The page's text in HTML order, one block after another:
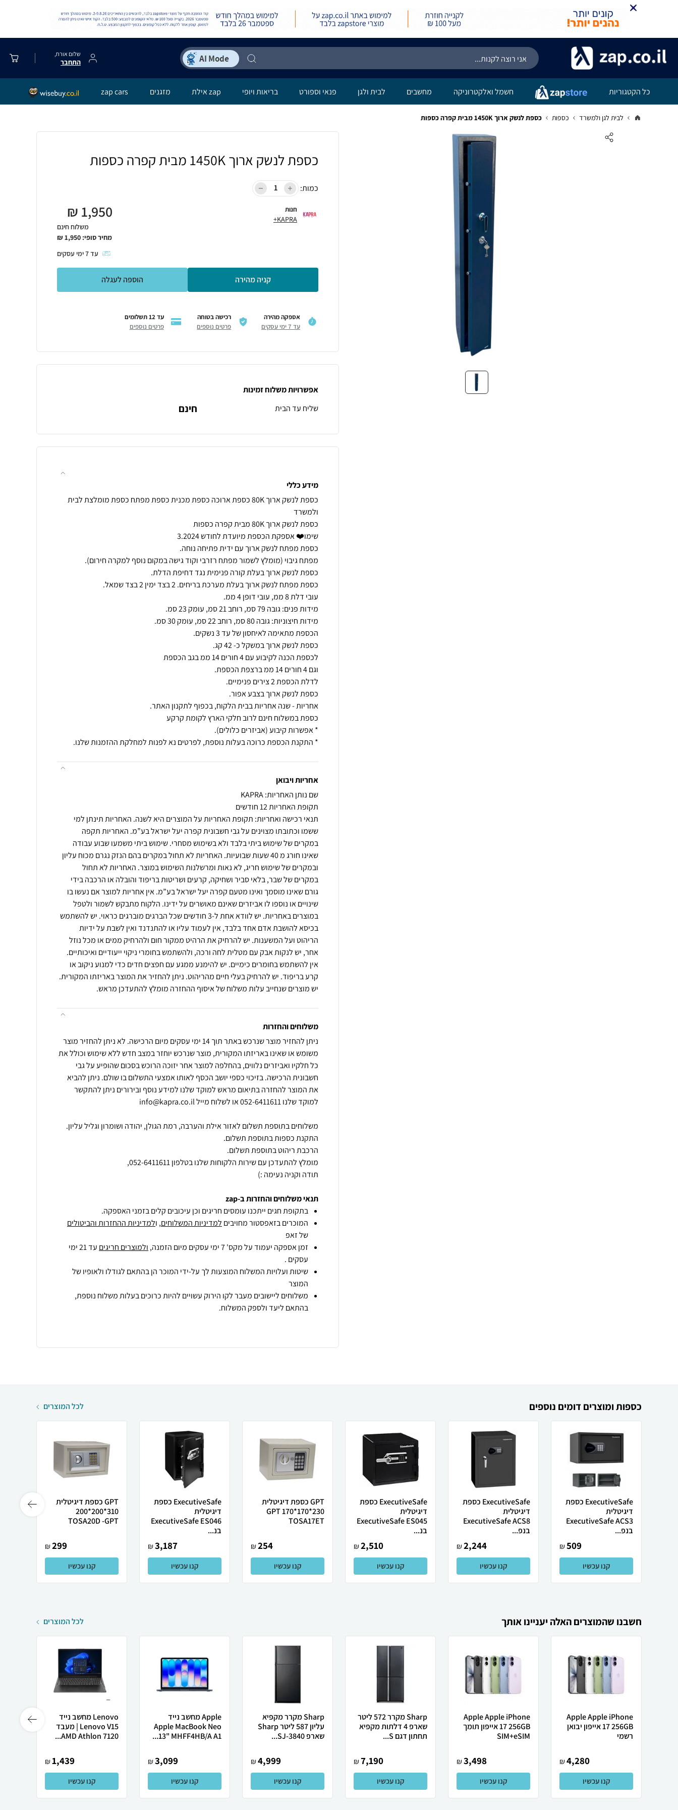
שלום אורח,
התחבר
כל הקטגוריות חשמל ואלקטרוניקה מחשבים לבית ולגן פנאי וספורט בריאות ויופי zap אילת מזגנים zap cars
לבית לגן ולמשרד כספות כספת לנשק ארוך 1450K מבית קפרה כספות
כספת לנשק ארוך 1450K מבית קפרה כספות
כמות:
חנות
KAPRA+
1,950
₪
משלוח חינם
מחיר סופי: 1,950
₪
עד7ימי עסקים
קניה מהירה הוספה לעגלה
אספקה מהירה
עד 7 ימי עסקים
רכישה בטוחה
פרטים נוספים
עד 12 תשלומים
פרטים נוספים
אפשרויות משלוח זמינות
שליח עד הבית
חינם
מידע כללי
כספת לנשק ארוך 80K כספת ארוכה כספת מכנית כספת מפתח כספת מומלצת לבית
* התקנת הכספת כרוכה בעלות נוספת, לפרטים נא לפנות למחלקת ההזמנות שלנו.
אחריות ויבואן
שם נותן האחריות: KAPRA
תקופת האחריות 12 חודשים
תנאי רכישה ואחריות: תקופת האחריות על המוצרים היא לשנה. האחריות תינתן למי
ששמו וכתובתו מצוינים על גבי חשבונית קפרה יעל ישראל בע”מ. האחריות תקפה
במקרים של שימוש ביתי בלבד ולא בשימוש מסחרי. שימוש ביתי משמעו שבוע עבודה
שאינו חורג מ 40 שעות שבועיות. האחריות לא תחול במקרים בהם הנזק נגרם מכוח עליון
ובמקרים של שימוש חריג, לא נאות ומרשלנות השימוש במוצר. האחריות לא תחול
במקרים של שבר, בלאי סביר ושחיקה, קרעים ושריטות בריפוד והובלה או הרכבה בידי
גורם שאינו מוסמך ואינו מטעם קפרה יעל ישראל בע”מ. אין אחריות למוצר אם נעשו בו
שינויים או נוספו לו אביזרים שאינם מאושרים על ידינו. הלקוח מתבקש לשמור ולטפל
במוצרים באחריות. יש לוודא אחת ל-3 חודשים שכל הברגים מוברגים כראוי. יש להשתמש
בכיסא להושבת אדם אחד בלבד, אין לעמוד עליו או להתנדנד ואין לשבת על ידיות
הריהוט ועל המשענות. יש להרחיק את הרהיט ממקור חום ולהרחיק ממים או מכל נוזל
אחר, יש לנקות אבק עם מטלית לחה ורכה, ולהשתמש בחומרי ניקוי ייעודיים ואיכותיים.
אין להשתמש בחומרים כימיים. יש להימנע ממגע עם חפצים חדים כדי למנוע ניקוב או
קרע בריפוד. יש להרחיק בעלי חיים מהריהוט. ניתן להחזיר את המוצר באריזתו המקורית.
יש מוצרים שנחייב עלות משלוח של איסוף ההחזרה מומלץ להתעדכן מראש.
משלוחים והחזרות
ניתן להחזיר מוצר שנרכש באתר תוך 14 ימי עסקים מיום הרכישה. לא ניתן להחזיר מוצר
משומש או שאינו באריזתו המקורית, מוצר שנרכש יוחזר במצב חדש ללא שימוש וכולל את
כל חלקיו ואביזרים נלווים, בהחלפה למוצר אחר יזוכה הרוכש בסכום שהופיע על גבי
חשבונית הרכישה. בזיכוי כספי יושב הכסף לאותו אמצעי התשלום בו שולם. ניתן להביא
את המוצר להחזרה בתיאום מראש למוקד שלנו למידע נוסף ובירורים ניתן להתקשר
תודה וקניה נעימה :)
תנאי משלוחים והחזרות ב-zap
בתקופת חגים ייתכנו עומסים חריגים וכן עיכובים קלים בזמני האספקה.
המוכרים בזאפסטור מחויבים למדיניות המשלוחים, ולמדיניות ההחזרות והביטולים
של זאפ
זמן אספקה יעמוד על מקס' 7 ימי עסקים מיום הזמנה,
ולמוצרים חריגים
עד 21 ימי
עסקים .
שיטות ועלויות המשלוח המוצעות לך על-ידי המוכר הן בהתאם לגודלו ולאופיו של
המוצר
משלוחים ליישובים מעבר לקו הירוק עשויים להיות כרוכים בעלות משלוח נוספת,
בהתאם ליעד ולספק המשלוח.
כספות ומוצרים דומים נוספים לכל המוצרים
ExecutiveSafe כספת
דיגיטלית
ExecutiveSafe ACS3
בנפ...
509
₪
קנו עכשיו
ExecutiveSafe כספת
דיגיטלית
ExecutiveSafe ACS8
בנפ...
2,244
₪
קנו עכשיו
ExecutiveSafe כספת
דיגיטלית
ExecutiveSafe ES045
בנ...
2,510
₪
קנו עכשיו
GPT כספת דיגיטלית
230*170*170 GPT
TOSA17ET
254
₪
קנו עכשיו
ExecutiveSafe כספת
דיגיטלית
ExecutiveSafe ES046
בנ...
3,187
₪
קנו עכשיו
GPT כספת דיגיטלית
310*200*200
TOSA20D -GPT
299
₪
קנו עכשיו
חשבנו שהמוצרים האלה יעניינו אותך לכל המוצרים
Apple Apple iPhone
17 256GB אייפון יבואן
רשמי
4,280
₪
קנו עכשיו
Apple Apple iPhone
17 256GB אייפון תומך
SIM+eSIM
3,498
₪
קנו עכשיו
Sharp מקרר 572 ליטר
שארפ 4 דלתות מקפיא
תחתון דגם S...
7,190
₪
קנו עכשיו
Sharp מקרר מקפיא
עליון 587 ליטר Sharp
שארפ SJ-3840...
4,999
₪
קנו עכשיו
Apple מחשב נייד
Apple MacBook Neo
13" MHFF4HB/A A1...
3,099
₪
קנו עכשיו
Lenovo מחשב נייד
Lenovo V15 | מעבד
AMD Athlon 7120...
1,439
₪
קנו עכשיו